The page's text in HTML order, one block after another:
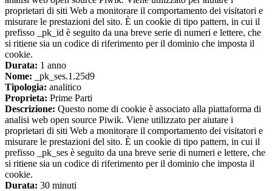
proprietari di siti Web a monitorare il comportamento dei visitatori e
misurare le prestazioni del sito. È un cookie di tipo pattern, in cui il
prefisso _pk_id è seguito da una breve serie di numeri e lettere, che
si ritiene sia un codice di riferimento per il dominio che imposta il
cookie.
Durata: 1 anno
Nome: _pk_ses.1.25d9
Tipologia: analitico
Proprieta: Prime Parti
Descrizione: Questo nome di cookie è associato alla piattaforma di
analisi web open source Piwik. Viene utilizzato per aiutare i
proprietari di siti Web a monitorare il comportamento dei visitatori e
misurare le prestazioni del sito. È un cookie di tipo pattern, in cui il
prefisso _pk_ses è seguito da una breve serie di numeri e lettere, che
si ritiene sia un codice di riferimento per il dominio che imposta il
cookie.
Durata: 30 minuti